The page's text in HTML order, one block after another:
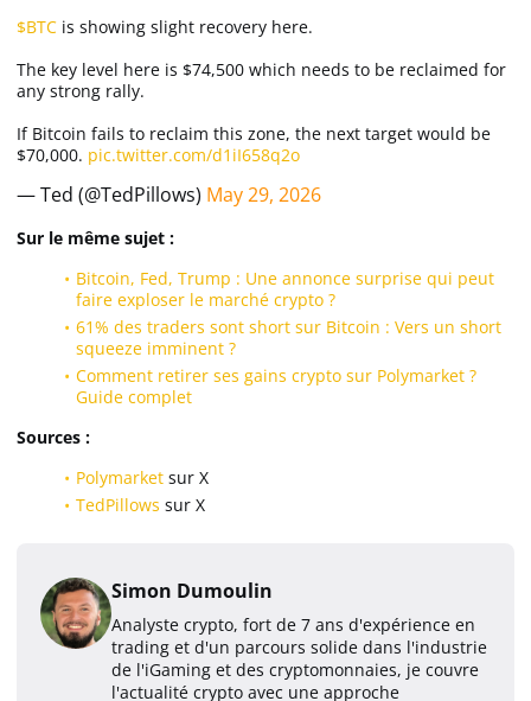
$BTC is showing slight recovery here.
The key level here is $74,500 which needs to be reclaimed for
any strong rally.
If Bitcoin fails to reclaim this zone, the next target would be
$70,000. pic.twitter.com/d1iI658q2o
— Ted (@TedPillows) May 29, 2026
Sur le même sujet :
Bitcoin, Fed, Trump : Une annonce surprise qui peut
faire exploser le marché crypto ?
61% des traders sont short sur Bitcoin : Vers un short
squeeze imminent ?
Comment retirer ses gains crypto sur Polymarket ?
Guide complet
Sources :
Polymarket sur X
TedPillows sur X
Simon Dumoulin
Analyste crypto, fort de 7 ans d'expérience en
trading et d'un parcours solide dans l'industrie
de l'iGaming et des cryptomonnaies, je couvre
l'actualité crypto avec une approche